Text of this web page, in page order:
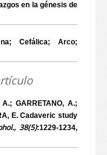
en la génesis de
Cefálica; Arco;
GARRETANO, A.;
E. Cadaveric study
38(5):1229-1234,